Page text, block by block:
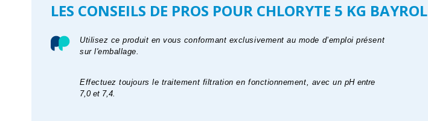
LES CONSEILS DE PROS POUR CHLORYTE 5 KG BAYROL
Utilisez ce produit en vous conformant exclusivement au mode d’emploi présent
sur l'emballage.
Effectuez toujours le traitement filtration en fonctionnement, avec un pHentre
7,0 et 7,4.